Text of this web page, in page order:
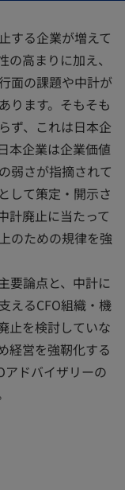
する企業が増えて
高まりに加え、
面の課題や中計が
ります。そもそも
ず、これは日本企
本企業は企業価値
弱さが指摘されて
して策定・開示さ
計廃止に当たって
のための規律を強
要論点と、中計に
えるCFO組織・機
止を検討していな
経営を強靭化する
アドバイザリーの